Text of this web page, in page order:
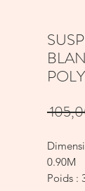
0.90M
Poids :